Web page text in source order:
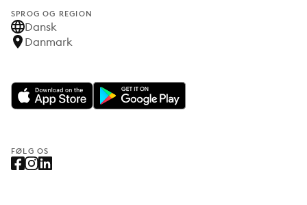
SPROG OG REGION
Dansk
Danmark
FØLG OS